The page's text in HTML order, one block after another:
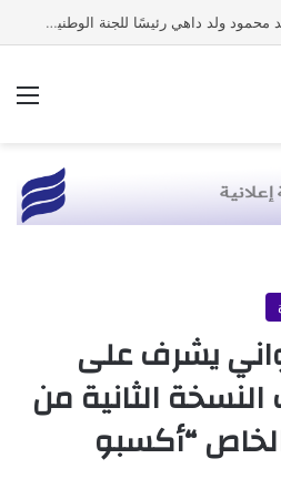
مرسوم رئاسي بتعيين محمد محمود ولد داهي رئيسًا للجنة الوطنية لحقوق الإنسان
يشرف على
الثانية من
“أكسبو